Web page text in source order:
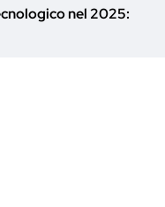
nel 2025: